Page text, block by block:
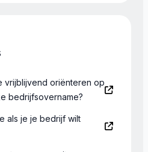
vrijblijvend oriënteren op
bedrijfsovername?
als je je bedrijf wilt